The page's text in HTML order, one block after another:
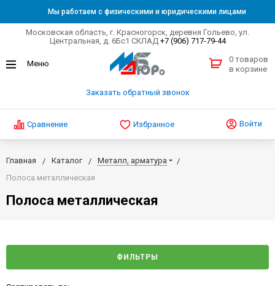
Мы работаем с физическими и юридическими лицами
Московская область, г. Красногорск, деревня Гольево, ул.
Центральная, д. 6Бс1 СКЛАД +7 (906) 717-79-44
Заказать обратный звонок
0 товаров
в корзине
Сравнение Избранное Войти
Главная Каталог
Металл, арматура
Полоса металлическая
Полоса металлическая
ФИЛЬТРЫ